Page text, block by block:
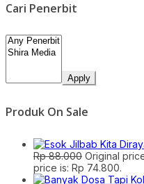
Cari Penerbit
Apply
Produk On Sale
Rp88.000 Original
price is: Rp 74.800.